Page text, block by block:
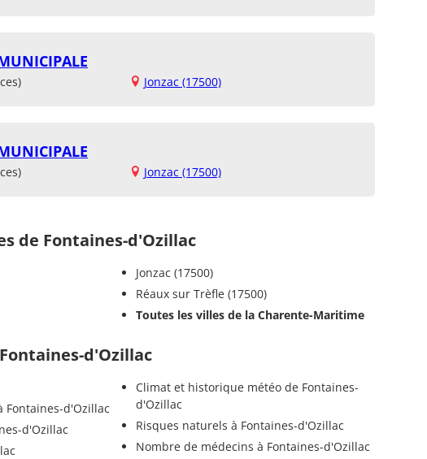
Jonzac (17500)
Jonzac (17500)
de Fontaines-d'Ozillac
Jonzac (17500)
Réaux sur Trèfle (17500)
Toutes les villes de la Charente-Maritime
d'Ozillac
Fontaines-d'Ozillac
d'Ozillac
Climat et historique météo de Fontaines-
d'Ozillac
Risques naturels à Fontaines-d'Ozillac
Nombre de médecins à Fontaines-d'Ozillac